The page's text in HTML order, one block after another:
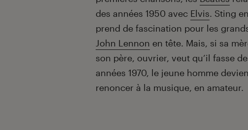
des années 1950 avec Elvis. Sting
prend de fascination pour les
John Lennon en tête. Mais, si sa
son père, ouvrier, veut qu’il fasse
années 1970, le jeune homme
renoncer à la musique, en amateur.